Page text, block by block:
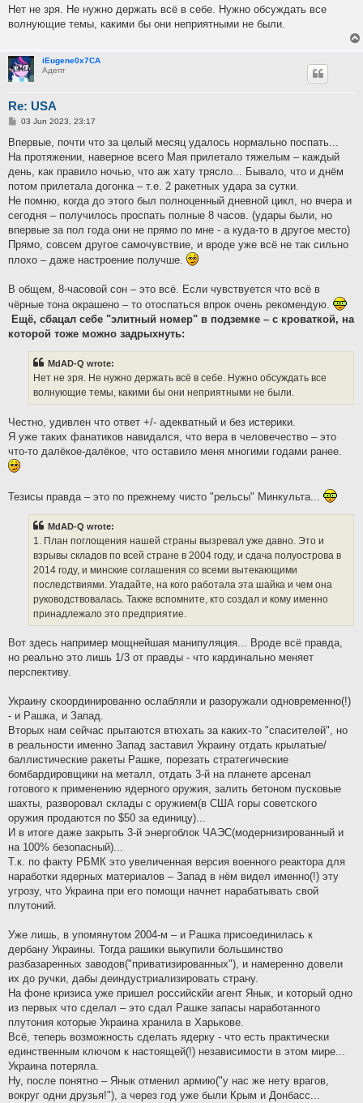
Нет не зря. Не нужно держать всё в себе. Нужно обсуждать все
волнующие темы, какими бы они неприятными не были.
iEugene0x7CA
Адепт
Re: USA
P
s
03 Jun 2023, 23:17
Впервые, почти что за целый месяц удалось нормально поспать...
На протяжении, наверное всего Мая прилетало тяжелым – каждый
день, как правило ночью, что аж хату трясло... Бывало, что и днём
потом прилетала догонка – т.е. 2 ракетных удара за сутки.
Не помню, когда до этого был полноценный дневной цикл, но вчера и
сегодня – получилось проспать полные 8 часов. (удары были, но
впервые за пол года они не прямо по мне - а куда-то в другое место)
Прямо, совсем другое самочувствие, и вроде уже всё не так сильно
плохо – даже настроение получше.
В общем, 8-часовой сон – это всё. Если чувствуется что всё в
чёрные тона окрашено – то отоспаться впрок очень рекомендую.
Ещё, сбацал себе "элитный номер" в подземке – с кроваткой, на
которой тоже можно задрыхнуть:
MdAD-Q wrote:
Нет не зря. Не нужно держать всё в себе. Нужно обсуждать все
волнующие темы, какими бы они неприятными не были.
Честно, удивлен что ответ +/- адекватный и без истерики.
Я уже таких фанатиков навидался, что вера в человечество – это
что-то далёкое-далёкое, что оставило меня многими годами ранее.
Тезисы правда – это по прежнему чисто "рельсы" Минкульта...
MdAD-Q wrote:
1. План поглощения нашей страны вызревал уже давно. Это и
взрывы складов по всей стране в 2004 году, и сдача полуострова в
2014 году, и минские соглашения со всеми вытекающими
последствиями. Угадайте, на кого работала эта шайка и чем она
руководствовалась. Также вспомните, кто создал и кому именно
принадлежало это предприятие.
Вот здесь например мощнейшая манипуляция... Вроде всё правда,
но реально это лишь 1/3 от правды - что кардинально меняет
перспективу.
Украину скоординированно ослабляли и разоружали одновременно(!)
- и Рашка, и Запад.
Вторых нам сейчас прытаются втюхать за каких-то "спасителей", но
в реальности именно Запад заставил Украину отдать крылатые/
баллистические ракеты Рашке, порезать стратегические
бомбардировщики на металл, отдать 3-й на планете арсенал
готового к применению ядерного оружия, залить бетоном пусковые
шахты, разворовал склады с оружием(в США горы советского
оружия продаются по $50 за единицу)...
И в итоге даже закрыть 3-й энергоблок ЧАЭС(модернизированный и
на 100% безопасный)...
Т.к. по факту РБМК это увеличенная версия военного реактора для
наработки ядерных материалов – Запад в нём видел именно(!) эту
угрозу, что Украина при его помощи начнет нарабатывать свой
плутоний.
Уже лишь, в упомянутом 2004-м – и Рашка присоединилась к
дербану Украины. Тогда рашики выкупили большинство
разбазаренных заводов("приватизированных"), и намеренно довели
их до ручки, дабы деиндустриализировать страну.
На фоне кризиса уже пришел российскйи агент Янык, и который одно
из первых что сделал – это сдал Рашке запасы наработанного
плутония которые Украина хранила в Харькове.
Всё, теперь возможность сделать ядерку - что есть практически
единственным ключом к настоящей(!) независимости в этом мире...
Украина потеряла.
Ну, после понятно – Янык отменил армию("у нас же нету врагов,
вокруг одни друзья!"), а через год уже были Крым и Донбасс...